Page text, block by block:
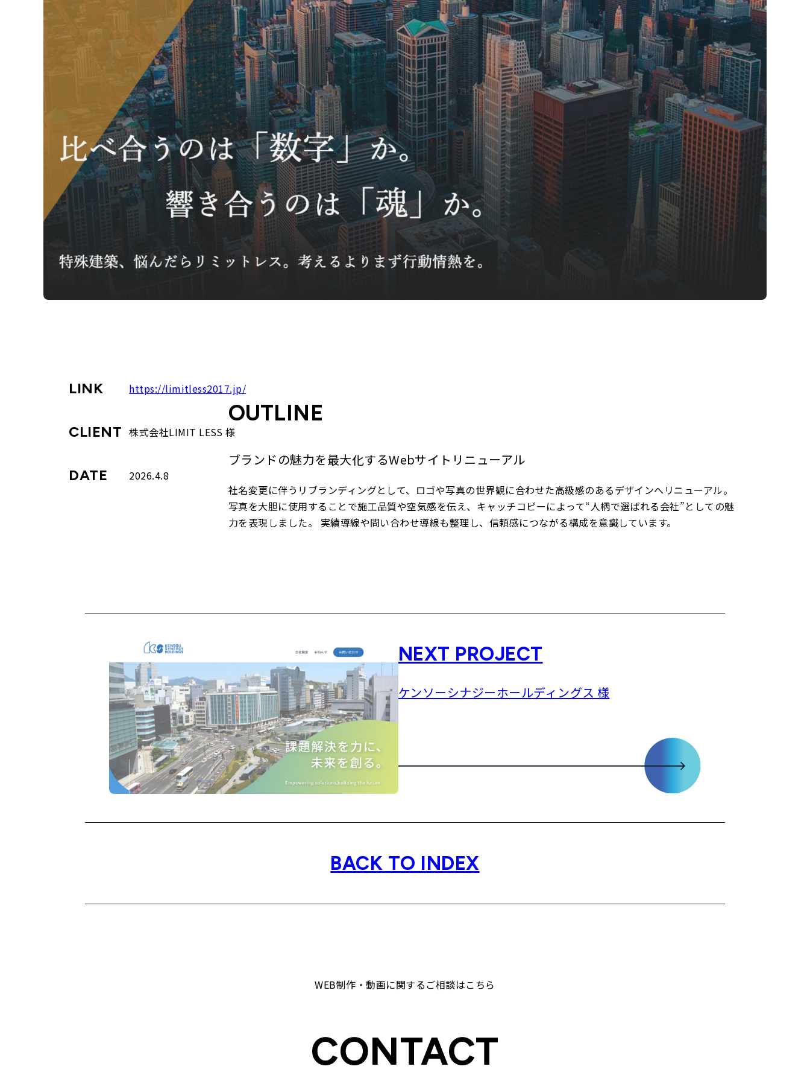
LINK https://limitless2017.jp/
CLIENT 株式会社LIMIT LESS 様
DATE 2026.4.8
OUTLINE
ブランドの魅力を最大化するWebサイトリニューアル
社名変更に伴うリブランディングとして、ロゴや写真の世界観に合わせた高級感のあるデザインへリニューアル。
写真を大胆に使用することで施工品質や空気感を伝え、キャッチコピーによって“人柄で選ばれる会社”としての魅
力を表現しました。 実績導線や問い合わせ導線も整理し、信頼感につながる構成を意識しています。
NEXT PROJECT
ケンソーシナジーホールディングス 様
BACK TO INDEX
WEB制作・動画に関するご相談はこちら
CONTACT